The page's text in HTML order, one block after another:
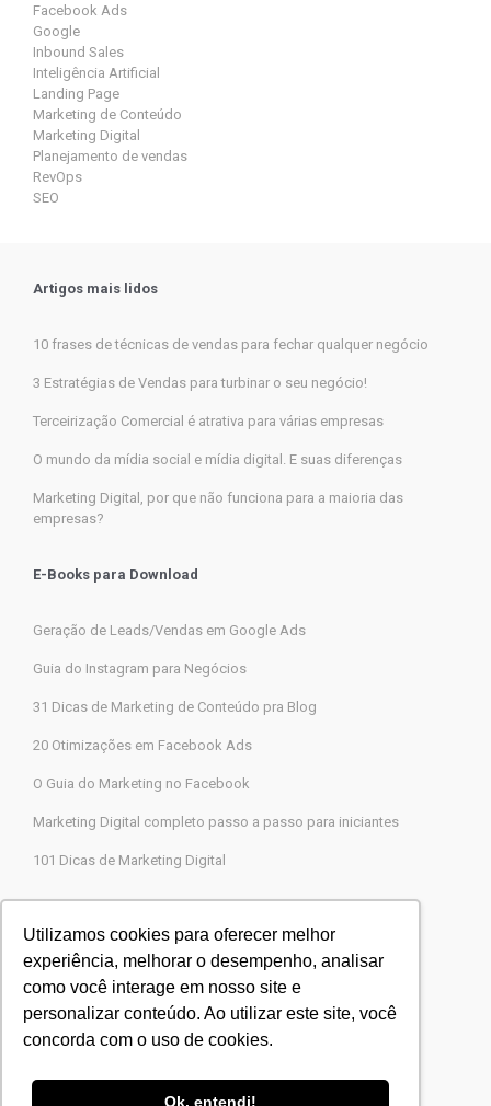
Utilizamos cookies para oferecer melhor
experiência, melhorar o desempenho, analisar
como você interage em nosso site e
personalizar conteúdo. Ao utilizar este site, você
concorda com o uso de cookies.
Ok, entendi!
Facebook Ads
Google
Inbound Sales
Inteligência Artificial
Landing Page
Marketing de Conteúdo
Marketing Digital
Planejamento de vendas
RevOps
SEO
Artigos mais lidos
10 frases de técnicas de vendas para fechar qualquer negócio
3 Estratégias de Vendas para turbinar o seu negócio!
Terceirização Comercial é atrativa para várias empresas
O mundo da mídia social e mídia digital. E suas diferenças
Marketing Digital, por que não funciona para a maioria das
empresas?
E-Books para Download
Geração de Leads/Vendas em Google Ads
Guia do Instagram para Negócios
31 Dicas de Marketing de Conteúdo pra Blog
20 Otimizações em Facebook Ads
O Guia do Marketing no Facebook
Marketing Digital completo passo a passo para iniciantes
101 Dicas de Marketing Digital
Agência Legions Marketing Digital
Rua Gaspar Moreira, 22, Butantã, São Paulo-SP
CEP 05505-000